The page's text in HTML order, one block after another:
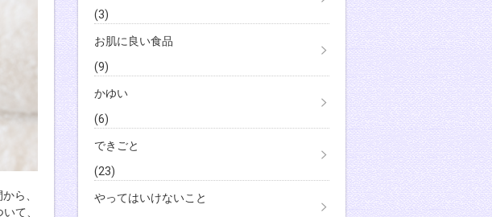
ら、
て、
(3)
お肌に良い食品
(9)
かゆい
(6)
できごと
(23)
やってはいけないこと